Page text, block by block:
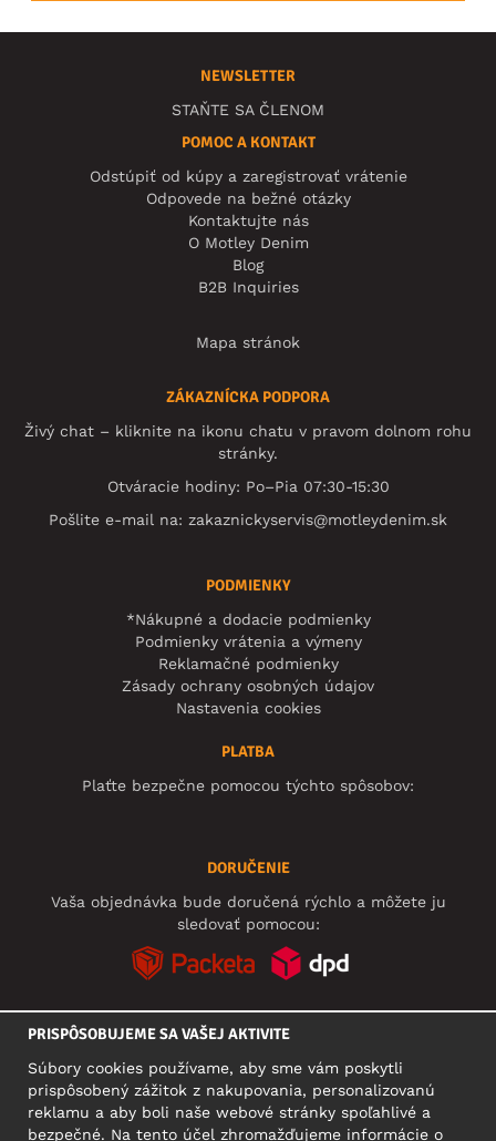
NEWSLETTER
STAŇTE SA ČLENOM
POMOC A KONTAKT
Odstúpiť od kúpy a zaregistrovať vrátenie
Odpovede na bežné otázky
Kontaktujte nás
O Motley Denim
Blog
B2B Inquiries
Mapa stránok
ZÁKAZNÍCKA PODPORA
Živý chat – kliknite na ikonu chatu v pravom dolnom rohu
stránky.
Otváracie hodiny: Po–Pia 07:30-15:30
Pošlite e-mail na: zakaznickyservis@motleydenim.sk
PODMIENKY
*Nákupné a dodacie podmienky
Podmienky vrátenia a výmeny
Reklamačné podmienky
Zásady ochrany osobných údajov
Nastavenia cookies
PLATBA
Plaťte bezpečne pomocou týchto spôsobov:
DORUČENIE
Vaša objednávka bude doručená rýchlo a môžete ju
sledovať pomocou:
PRISPÔSOBUJEME SA VAŠEJ AKTIVITE
Súbory cookies používame, aby sme vám poskytli
prispôsobený zážitok z nakupovania, personalizovanú
reklamu a aby boli naše webové stránky spoľahlivé a
bezpečné. Na tento účel zhromažďujeme informácie o